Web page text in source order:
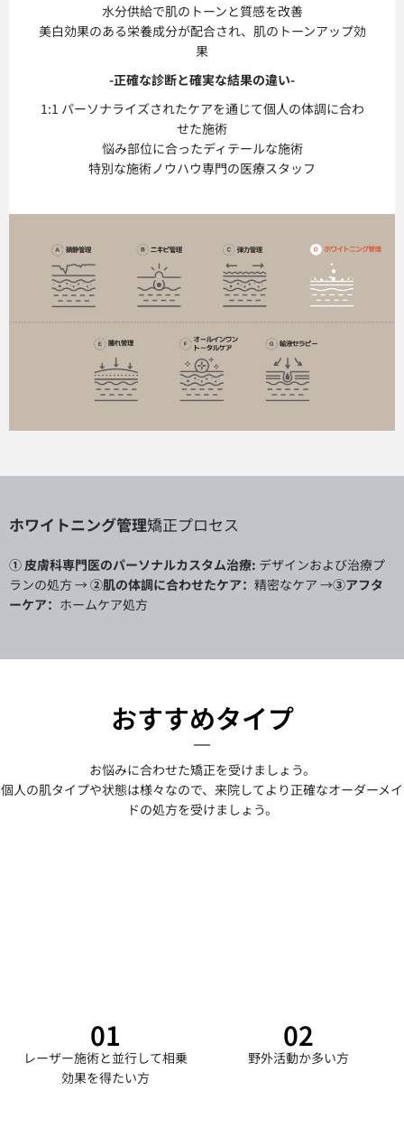
水分供給で肌のトーンと質感を改善
美白効果のある栄養成分が配合され、肌のトーンアップ効
果
-正確な診断と確実な結果の違い-
1:1 パーソナライズされたケアを通じて個人の体調に合わ
せた施術
悩み部位に合ったディテールな施術
特別な施術ノウハウ専門の医療スタッフ
ホワイトニング管理矯正プロセス
① 皮膚科専門医のパーソナルカスタム治療: デザインおよび治療プ
ランの処方 →②肌の体調に合わせたケア： 精密なケア →③アフタ
ーケア： ホームケア処方
おすすめタイプ
お悩みに合わせた矯正を受けましょう。
個人の肌タイプや状態は様々なので、来院してより正確なオーダーメイ
ドの処方を受けましょう。
01
レーザー施術と並行して相乗
効果を得たい方
02
野外活動か多い方